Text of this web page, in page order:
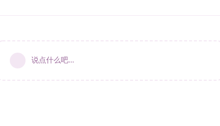
说点什么吧...